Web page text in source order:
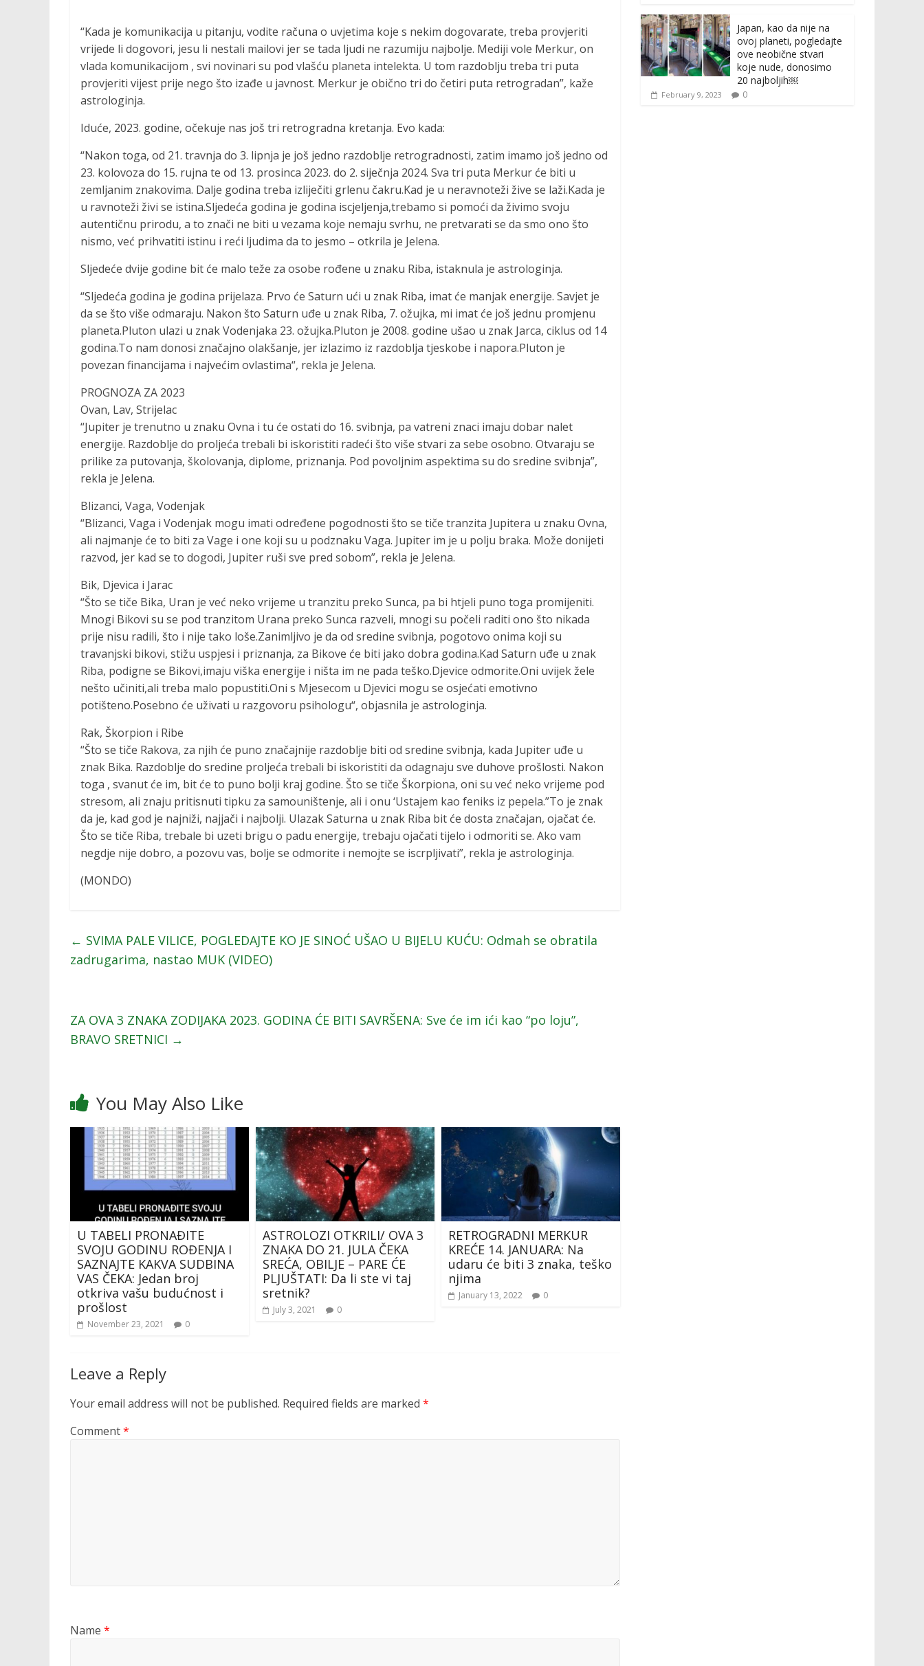
“Kada je komunikacija u pitanju, vodite računa o uvjetima koje s nekim dogovarate, treba provjeriti
vrijede li dogovori, jesu li nestali mailovi jer se tada ljudi ne razumiju najbolje. Mediji vole Merkur, on
vlada komunikacijom , svi novinari su pod vlašću planeta intelekta. U tom razdoblju treba tri puta
provjeriti vijest prije nego što izađe u javnost. Merkur je obično tri do četiri puta retrogradan”, kaže
astrologinja.
Iduće, 2023. godine, očekuje nas još tri retrogradna kretanja. Evo kada:
“Nakon toga, od 21. travnja do 3. lipnja je još jedno razdoblje retrogradnosti, zatim imamo još jedno od
23. kolovoza do 15. rujna te od 13. prosinca 2023. do 2. siječnja 2024. Sva tri puta Merkur će biti u
zemljanim znakovima. Dalje godina treba izliječiti grlenu čakru.Kad je u neravnoteži žive se laži.Kada je
u ravnoteži živi se istina.Sljedeća godina je godina iscjeljenja,trebamo si pomoći da živimo svoju
autentičnu prirodu, a to znači ne biti u vezama koje nemaju svrhu, ne pretvarati se da smo ono što
nismo, već prihvatiti istinu i reći ljudima da to jesmo – otkrila je Jelena.
Sljedeće dvije godine bit će malo teže za osobe rođene u znaku Riba, istaknula je astrologinja.
“Sljedeća godina je godina prijelaza. Prvo će Saturn ući u znak Riba, imat će manjak energije. Savjet je
da se što više odmaraju. Nakon što Saturn uđe u znak Riba, 7. ožujka, mi imat će još jednu promjenu
planeta.Pluton ulazi u znak Vodenjaka 23. ožujka.Pluton je 2008. godine ušao u znak Jarca, ciklus od 14
godina.To nam donosi značajno olakšanje, jer izlazimo iz razdoblja tjeskobe i napora.Pluton je
povezan financijama i najvećim ovlastima“, rekla je Jelena.
PROGNOZA ZA 2023
Ovan, Lav, Strijelac
“Jupiter je trenutno u znaku Ovna i tu će ostati do 16. svibnja, pa vatreni znaci imaju dobar nalet
energije. Razdoblje do proljeća trebali bi iskoristiti radeći što više stvari za sebe osobno. Otvaraju se
prilike za putovanja, školovanja, diplome, priznanja. Pod povoljnim aspektima su do sredine svibnja”,
rekla je Jelena.
Blizanci, Vaga, Vodenjak
“Blizanci, Vaga i Vodenjak mogu imati određene pogodnosti što se tiče tranzita Jupitera u znaku Ovna,
ali najmanje će to biti za Vage i one koji su u podznaku Vaga. Jupiter im je u polju braka. Može donijeti
razvod, jer kad se to dogodi, Jupiter ruši sve pred sobom”, rekla je Jelena.
Bik, Djevica i Jarac
“Što se tiče Bika, Uran je već neko vrijeme u tranzitu preko Sunca, pa bi htjeli puno toga promijeniti.
Mnogi Bikovi su se pod tranzitom Urana preko Sunca razveli, mnogi su počeli raditi ono što nikada
prije nisu radili, što i nije tako loše.Zanimljivo je da od sredine svibnja, pogotovo onima koji su
travanjski bikovi, stižu uspjesi i priznanja, za Bikove će biti jako dobra godina.Kad Saturn uđe u znak
Riba, podigne se Bikovi,imaju viška energije i ništa im ne pada teško.Djevice odmorite.Oni uvijek žele
nešto učiniti,ali treba malo popustiti.Oni s Mjesecom u Djevici mogu se osjećati emotivno
potišteno.Posebno će uživati ​​u razgovoru psihologu“, objasnila je astrologinja.
Rak, Škorpion i Ribe
“Što se tiče Rakova, za njih će puno značajnije razdoblje biti od sredine svibnja, kada Jupiter uđe u
znak Bika. Razdoblje do sredine proljeća trebali bi iskoristiti da odagnaju sve duhove prošlosti. Nakon
toga , svanut će im, bit će to puno bolji kraj godine. Što se tiče Škorpiona, oni su već neko vrijeme pod
stresom, ali znaju pritisnuti tipku za samouništenje, ali i onu ‘Ustajem kao feniks iz pepela.”To je znak
da je, kad god je najniži, najjači i najbolji. Ulazak Saturna u znak Riba bit će dosta značajan, ojačat će.
Što se tiče Riba, trebale bi uzeti brigu o padu energije, trebaju ojačati tijelo i odmoriti se. Ako vam
negdje nije dobro, a pozovu vas, bolje se odmorite i nemojte se iscrpljivati”, rekla je astrologinja.
(MONDO)
← SVIMA PALE VILICE, POGLEDAJTE KO JE SINOĆ UŠAO U BIJELU KUĆU: Odmah se obratila
zadrugarima, nastao MUK (VIDEO)
ZA OVA 3 ZNAKA ZODIJAKA 2023. GODINA ĆE BITI SAVRŠENA: Sve će im ići kao “po loju”,
BRAVO SRETNICI →
You May Also Like
U TABELI PRONAĐITE
SVOJU GODINU ROĐENJA I
SAZNAJTE KAKVA SUDBINA
VAS ČEKA: Jedan broj
otkriva vašu budućnost i
prošlost
November 23, 2021 0
ASTROLOZI OTKRILI/ OVA 3
ZNAKA DO 21. JULA ČEKA
SREĆA, OBILJE – PARE ĆE
PLJUŠTATI: Da li ste vi taj
sretnik?
July 3, 2021 0
RETROGRADNI MERKUR
KREĆE 14. JANUARA: Na
udaru će biti 3 znaka, teško
njima
January 13, 2022 0
Leave a Reply
Your email address will not be published. Required fields are marked *
Comment*
Name *
Japan, kao da nije na
ovoj planeti, pogledajte
ove neobične stvari
koje nude, donosimo
20 najboljih￼
February 9, 2023 0